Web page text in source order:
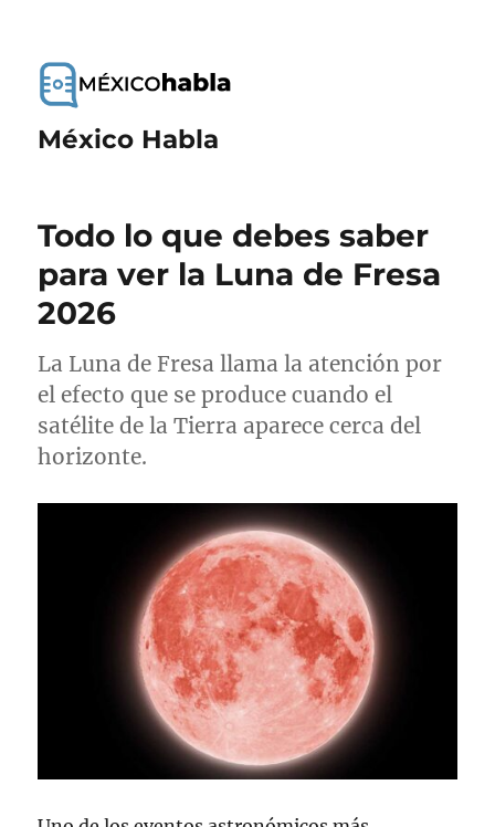
México Habla
Todo lo que debes saber
para ver la Luna de Fresa
2026
La Luna de Fresa llama la atención por
el efecto que se produce cuando el
satélite de la Tierra aparece cerca del
horizonte.